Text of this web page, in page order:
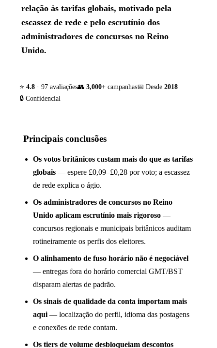
relação às tarifas globais, motivado pela
escassez de rede e pelo escrutínio dos
administradores de concursos no Reino
Unido.
⭐ 4.8 · 97 avaliações👥 3,000+ campanhas📅 Desde 2018
🔒 Confidencial
Principais conclusões
Os votos britânicos custam mais do que as tarifas
globais — espere £0,09–£0,28 por voto; a escassez
de rede explica o ágio.
Os administradores de concursos no Reino
Unido aplicam escrutínio mais rigoroso —
concursos regionais e municipais britânicos auditam
rotineiramente os perfis dos eleitores.
O alinhamento de fuso horário não é negociável
— entregas fora do horário comercial GMT/BST
disparam alertas de padrão.
Os sinais de qualidade da conta importam mais
aqui — localização do perfil, idioma das postagens
e conexões de rede contam.
Os tiers de volume desbloqueiam descontos